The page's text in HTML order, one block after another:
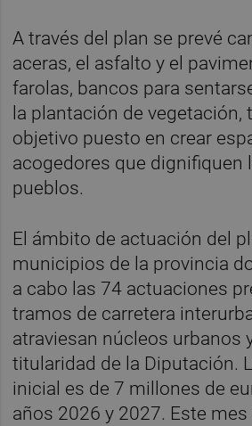
A través del plan se prevé
aceras, el asfalto y el
farolas, bancos para
la plantación de vegetación,
objetivo puesto en crear
acogedores que dignifiquen
pueblos.
El ámbito de actuación del
municipios de la provincia
a cabo las 74 actuaciones
tramos de carretera
atraviesan núcleos urbanos
titularidad de la Diputación.
inicial es de 7 millones de
años 2026 y 2027. Este